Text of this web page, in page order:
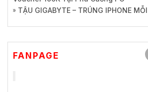
TẬU GIGABYTE – TRÚNG IPHONE
FANPAGE